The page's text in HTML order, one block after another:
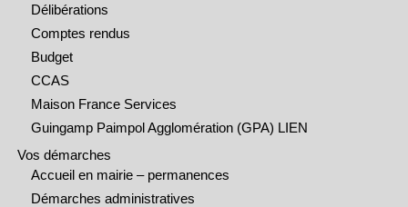
Délibérations
Comptes rendus
Budget
CCAS
Maison France Services
Guingamp Paimpol Agglomération (GPA) LIEN
Vos démarches
Accueil en mairie – permanences
Démarches administratives